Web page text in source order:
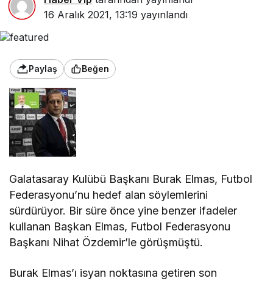
16 Aralık 2021, 13:19 yayınlandı
Paylaş Beğen
Galatasaray Kulübü Başkanı Burak Elmas, Futbol
Federasyonu’nu hedef alan söylemlerini
sürdürüyor. Bir süre önce yine benzer ifadeler
kullanan Başkan Elmas, Futbol Federasyonu
Başkanı Nihat Özdemir’le görüşmüştü.
Burak Elmas’ı isyan noktasına getiren son